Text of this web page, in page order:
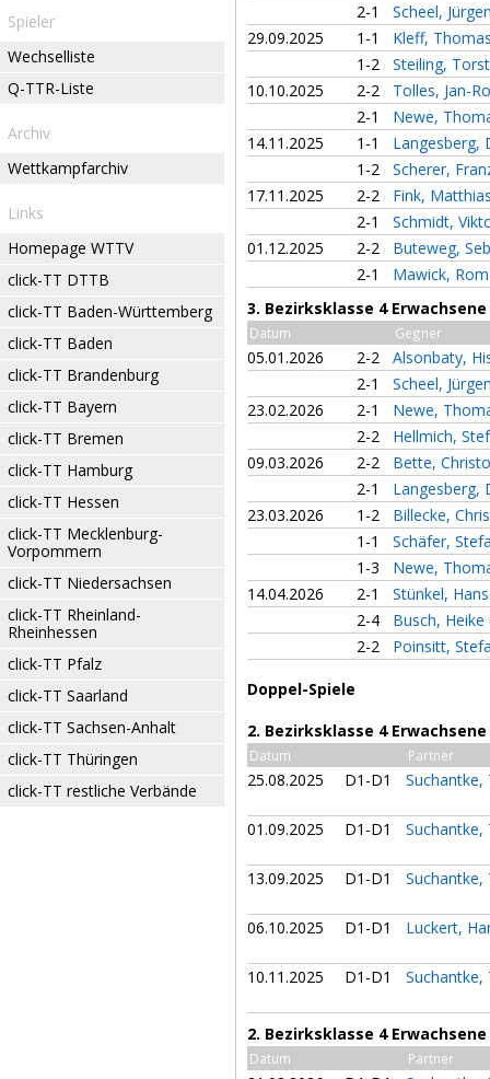
Spieler
Wechselliste
Q-TTR-Liste
Archiv
Wettkampfarchiv
Links
Homepage WTTV
click-TT DTTB
click-TT Baden-Württemberg
click-TT Baden
click-TT Brandenburg
click-TT Bayern
click-TT Bremen
click-TT Hamburg
click-TT Hessen
click-TT Mecklenburg-
Vorpommern
click-TT Niedersachsen
click-TT Rheinland-
Rheinhessen
click-TT Pfalz
click-TT Saarland
click-TT Sachsen-Anhalt
click-TT Thüringen
click-TT restliche Verbände
2-1
Scheel,
29.09.2025
1-1
Kleff,
1-2
Steiling,
10.10.2025
2-2
Tolles, Jan-
2-1
Newe,
14.11.2025
1-1
Langesberg,
1-2
Scherer,
17.11.2025
2-2
Fink,
2-1
Schmidt,
01.12.2025
2-2
Buteweg,
2-1
Mawick,
3. Bezirksklasse 4
Datum Gegner
05.01.2026 2-2
Alsonbaty,
2-1
Scheel,
23.02.2026
2-1
Newe,
2-2
Hellmich,
09.03.2026
2-2
Bette,
2-1
Langesberg,
23.03.2026
1-2
Billecke,
1-1
Schäfer,
1-3
Newe,
14.04.2026
2-1
Stünkel,
2-4
Busch, Heike
2-2
Poinsitt,
Doppel-Spiele
2. Bezirksklasse 4
Datum Partner
25.08.2025 D1-D1
01.09.2025 D1-D1
13.09.2025 D1-D1
06.10.2025 D1-D1 Luckert,
10.11.2025 D1-D1
2. Bezirksklasse 4
Datum Partner